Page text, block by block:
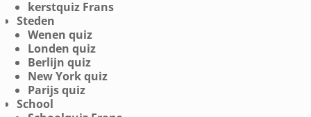
kerstquiz Frans
Steden
Wenen quiz
Londen quiz
Berlijn quiz
New York quiz
Parijs quiz
School